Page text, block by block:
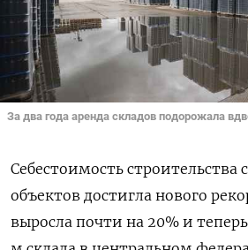
За два года аренда складов подорожала
Себестоимость строительства
объектов достигла нового
выросла почти на 20% и